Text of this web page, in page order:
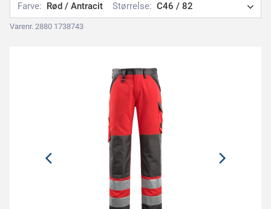
Farve: Rød / Antracit Størrelse: C46 / 82
Varenr. 2880 1738743